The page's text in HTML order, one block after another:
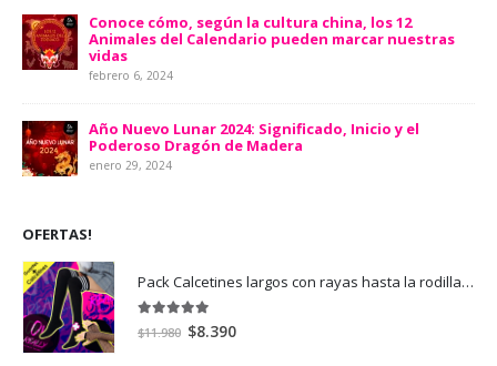
Conoce cómo, según la cultura china, los 12
Animales del Calendario pueden marcar nuestras
vidas
febrero 6, 2024
Año Nuevo Lunar 2024: Significado, Inicio y el
Poderoso Dragón de Madera
enero 29, 2024
OFERTAS!
Pack Calcetines largos con rayas hasta la rodilla con Guantes de rejilla de malla brazo sin dedos
out of 5
$11.980 El
$8.390El